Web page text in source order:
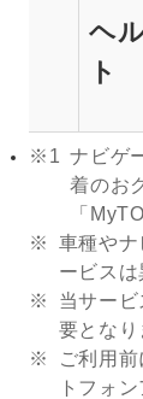
ヘ
ト
※1 ナビゲ
着のお
「
車種や
ービスは
当サー
要となり
ご利用
トフォ